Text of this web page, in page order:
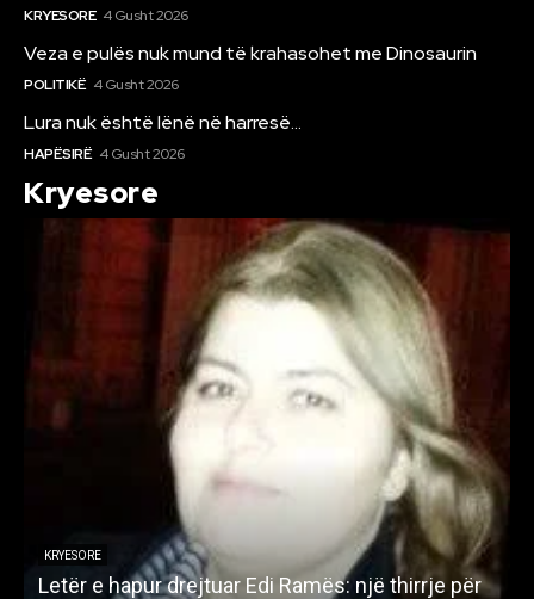
KRYESORE 4 Gusht 2026
Veza e pulës nuk mund të krahasohet me Dinosaurin
POLITIKË 4 Gusht 2026
Lura nuk është lënë në harresë…
HAPËSIRË 4 Gusht 2026
Kryesore
KRYESORE
Letër e hapur drejtuar Edi Ramës: një thirrje për